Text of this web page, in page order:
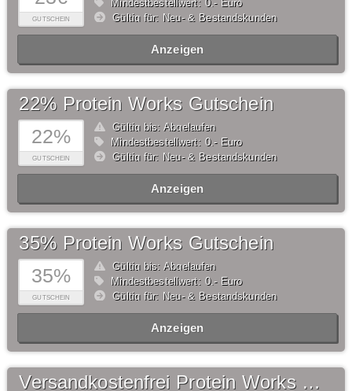
GUTSCHEIN
Mindestbestellwert: 0,- Euro
Gültig für: Neu- & Bestandskunden
Anzeigen
22%
GUTSCHEIN
22% Protein Works Gutschein
Gültig bis: Abgelaufen
Mindestbestellwert: 0,- Euro
Gültig für: Neu- & Bestandskunden
Anzeigen
35%
GUTSCHEIN
35% Protein Works Gutschein
Gültig bis: Abgelaufen
Mindestbestellwert: 0,- Euro
Gültig für: Neu- & Bestandskunden
Anzeigen
Versandkostenfrei Protein Works Gutschein